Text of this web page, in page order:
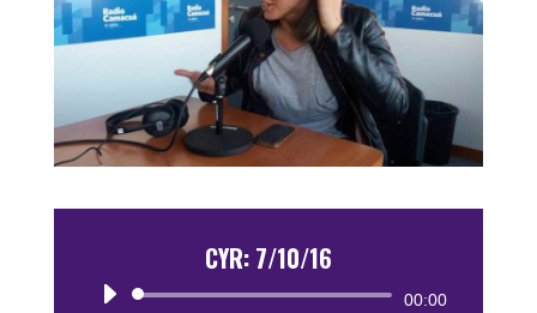
CYR: 7/10/16
Reproductor
00:00